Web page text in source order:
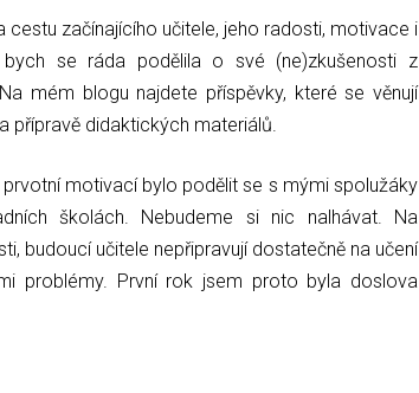
začínajícího učitele, jeho radosti, motivace i
se ráda podělila o své (ne)zkušenosti z
mém blogu najdete příspěvky, které se věnují
přípravě didaktických materiálů.
motivací bylo podělit se s mými spolužáky
školách. Nebudeme si nic nalhávat. Na
budoucí učitele nepřipravují dostatečně na učení
problémy. První rok jsem proto byla doslova